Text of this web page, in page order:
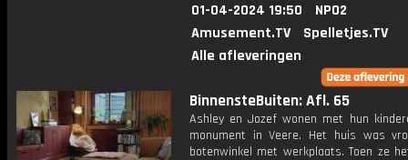
01-04-2024 19:50
NPO2
Amusement.TV
Spelletjes.TV
Alle afleveringen
BinnensteBuiten: Afl. 65
Ashley en Jozef wonen met hun
monument in Veere. Het huis was
botenwinkel met werkplaats. Toen ze